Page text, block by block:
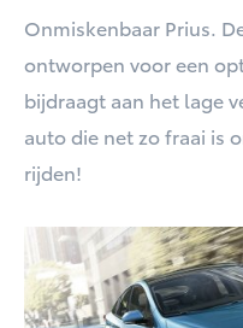
Onmiskenbaar Prius.
ontworpen voor een
bijdraagt aan het lage
auto die net zo fraai is
rijden!